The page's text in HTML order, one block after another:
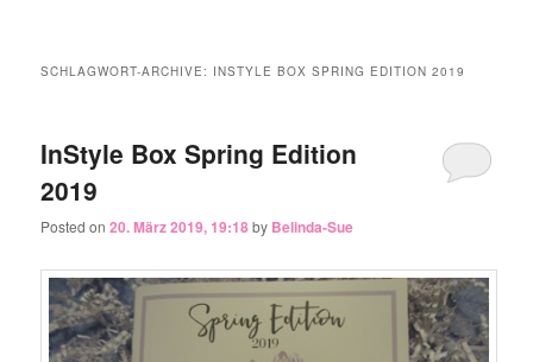
SCHLAGWORT-ARCHIVE: INSTYLE BOX SPRING EDITION 2019
InStyle Box Spring Edition
2019
Posted on20. März 2019, 19:18by Belinda-Sue